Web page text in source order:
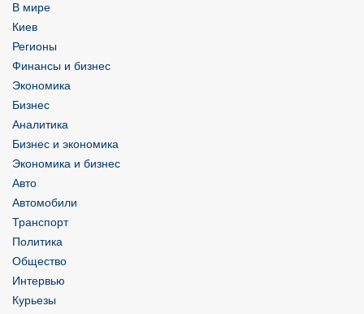
В мире
Киев
Регионы
Финансы и бизнес
Экономика
Бизнес
Аналитика
Бизнес и экономика
Экономика и бизнес
Авто
Автомобили
Транспорт
Политика
Общество
Интервью
Курьезы